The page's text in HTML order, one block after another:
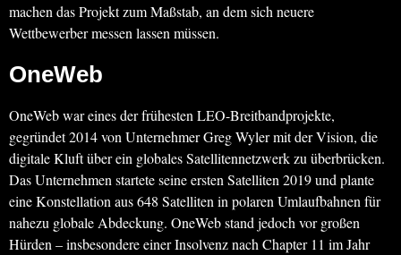
machen das Projekt zum Maßstab, an dem sich neuere
Wettbewerber messen lassen müssen.
OneWeb
OneWeb war eines der frühesten LEO-Breitbandprojekte,
gegründet 2014 von Unternehmer Greg Wyler mit der Vision, die
digitale Kluft über ein globales Satellitennetzwerk zu überbrücken.
Das Unternehmen startete seine ersten Satelliten 2019 und plante
eine Konstellation aus 648 Satelliten in polaren Umlaufbahnen für
nahezu globale Abdeckung. OneWeb stand jedoch vor großen
Hürden – insbesondere einer Insolvenz nach Chapter 11 im Jahr